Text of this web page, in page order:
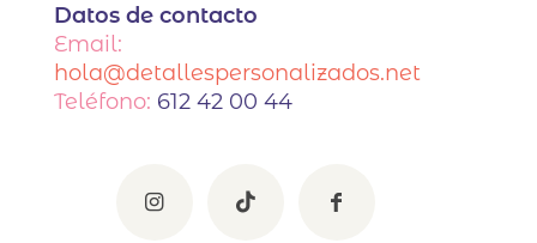
Datos de contacto
Email:
hola@detallespersonalizados.net
Teléfono: 612 42 00 44